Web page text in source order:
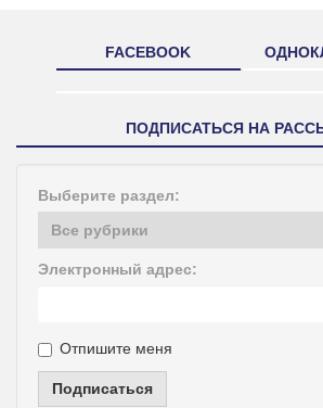
FACEBOOK
ПОДПИСАТЬСЯ НА
Выберите раздел:
Электронный адрес:
Отпишите меня
Подписаться